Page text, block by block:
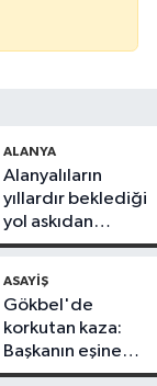
ALANYA
Alanyalıların
yıllardır beklediği
yol askıdan
döndü
ASAYIŞ
Gökbel'de
korkutan kaza:
Başkanın eşine
motosiklet çarptı